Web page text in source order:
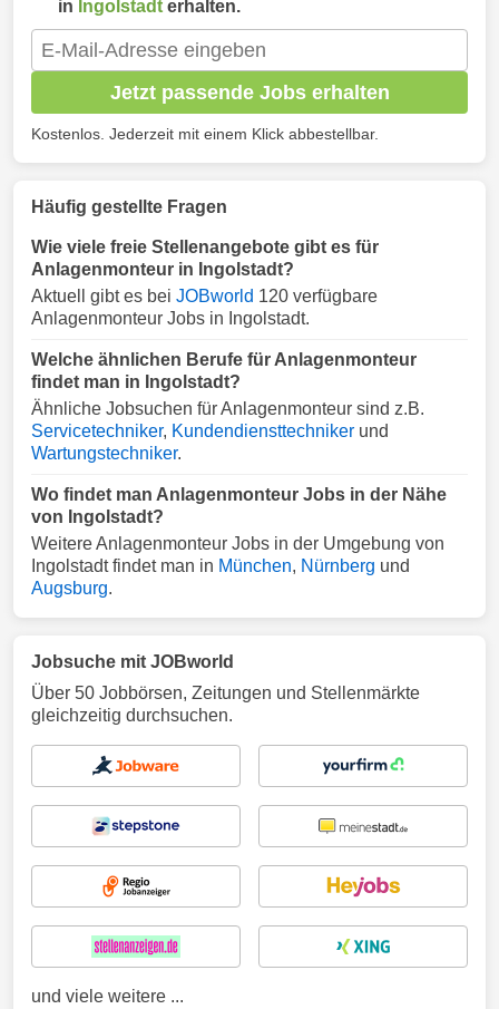
in Ingolstadt erhalten.
Jetzt passende Jobs erhalten
Kostenlos. Jederzeit mit einem Klick abbestellbar.
Häufig gestellte Fragen
Wie viele freie Stellenangebote gibt es für
Anlagenmonteur in Ingolstadt?
Aktuell gibt es bei JOBworld 120 verfügbare
Anlagenmonteur Jobs in Ingolstadt.
Welche ähnlichen Berufe für Anlagenmonteur
findet man in Ingolstadt?
Ähnliche Jobsuchen für Anlagenmonteur sind z.B.
Servicetechniker, Kundendiensttechniker und
Wartungstechniker.
Wo findet man Anlagenmonteur Jobs in der Nähe
von Ingolstadt?
Weitere Anlagenmonteur Jobs in der Umgebung von
Ingolstadt findet man in München, Nürnberg und
Augsburg.
Jobsuche mit JOBworld
Über 50 Jobbörsen, Zeitungen und Stellenmärkte
gleichzeitig durchsuchen.
und viele weitere ...